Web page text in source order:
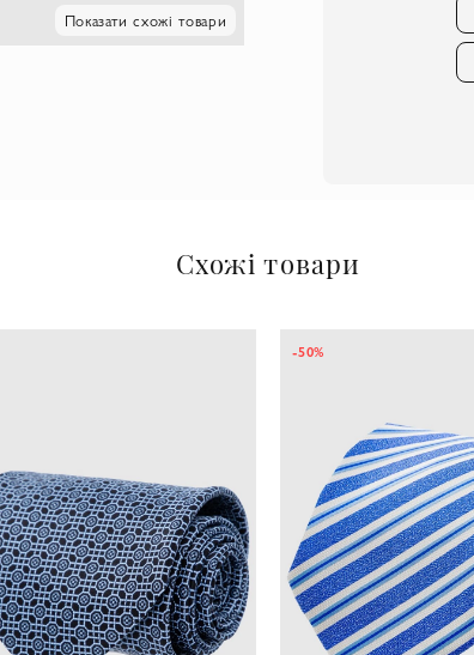
Показати схожі товари
Схожі товари
-50%